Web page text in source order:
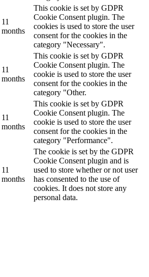
11
months
This cookie is set by GDPR
Cookie Consent plugin. The
cookies is used to store the user
consent for the cookies in the
category "Necessary".
11
months
This cookie is set by GDPR
Cookie Consent plugin. The
cookie is used to store the user
consent for the cookies in the
category "Other.
11
months
This cookie is set by GDPR
Cookie Consent plugin. The
cookie is used to store the user
consent for the cookies in the
category "Performance".
11
months
The cookie is set by the GDPR
Cookie Consent plugin and is
used to store whether or not user
has consented to the use of
cookies. It does not store any
personal data.